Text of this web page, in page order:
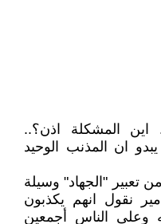
اين المشكلة اذن؟..
ان المذنب الوحيد
تعبير "الجهاد" وسيلة
نقول انهم يكذبون
وعلى الناس أجمعين